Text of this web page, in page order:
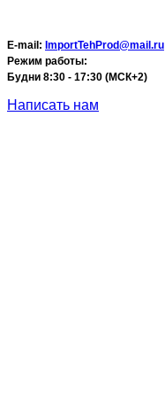
E-mail: ImportTehProd@mail.ru
Режим работы:
Будни 8:30 - 17:30 (МСК+2)
Написать нам